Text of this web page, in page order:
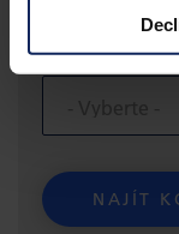
VYBERTE